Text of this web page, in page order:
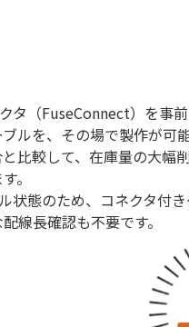
（FuseConnect）を事前
を、その場で製作が可
比較して、在庫量の大幅
。
態のため、コネクタ付
線長確認も不要です。